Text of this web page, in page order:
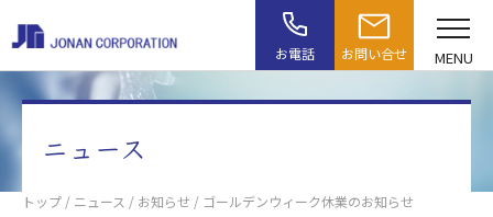
お電話 お問い合せ MENU
ニュース
トップ / ニュース / お知らせ / ゴールデンウィーク休業のお知らせ